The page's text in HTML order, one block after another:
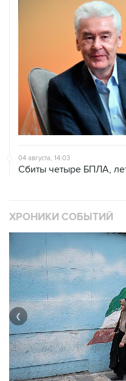
04 августа, 14:03
Сбиты четыре БПЛА,
ХРОНИКИ СОБЫТИЙ
❮